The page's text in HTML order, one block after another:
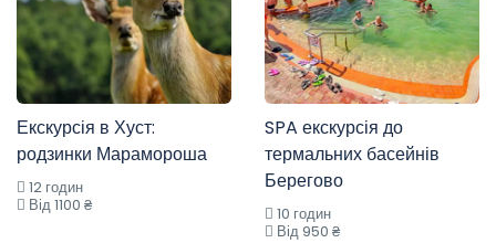
Екскурсія в Хуст:
родзинки Марамороша
12 годин
Від 1100 ₴
SPA екскурсія до
термальних басейнів
Берегово
10 годин
Від 950 ₴